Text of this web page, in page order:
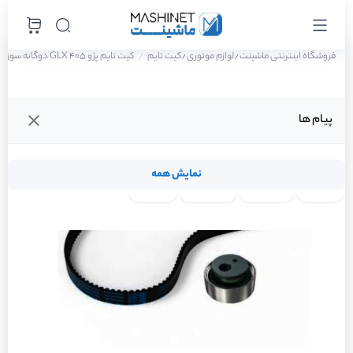
پیام ها
نمایش همه
فروشگاه اینترنتی ماشینت/لوازم موتوری/کیت تایم کیت تایم پژو 405 GLX دوگانه سوز سال 1388